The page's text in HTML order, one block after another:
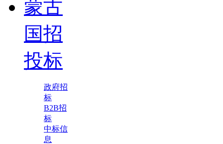
蒙古
国招
投标
政府招
标
B2B招
标
中标信
息